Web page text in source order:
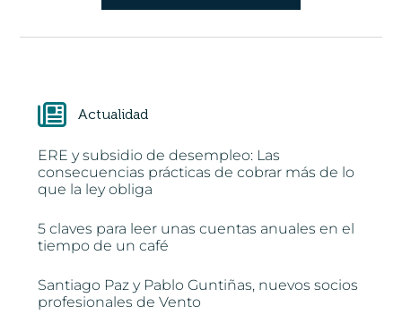
Actualidad
ERE y subsidio de desempleo: Las
consecuencias prácticas de cobrar más de lo
que la ley obliga
5 claves para leer unas cuentas anuales en el
tiempo de un café
Santiago Paz y Pablo Guntiñas, nuevos socios
profesionales de Vento